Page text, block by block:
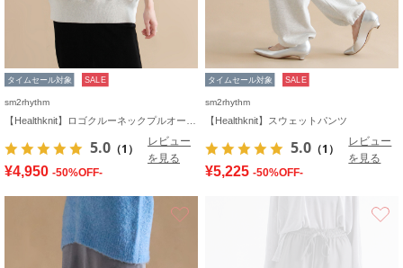
タイムセール対象 SALE
sm2rhythm
5.0 （1）
レビュー
を見る
¥4,950 -50%OFF-
タイムセール対象 SALE
sm2rhythm
【Healthknit】スウェットパンツ
5.0 （1）
レビュー
を見る
¥5,225 -50%OFF-